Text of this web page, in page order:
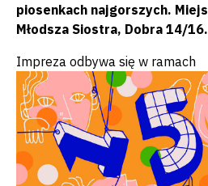
piosenkach najgorszych.
Młodsza Siostra, Dobra 14/16.
Impreza odbywa się w ramach